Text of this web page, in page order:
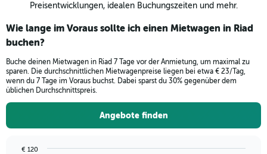
Preisentwicklungen, idealen Buchungszeiten und mehr.
Wie lange im Voraus sollte ich einen Mietwagen in Riad
buchen?
Buche deinen Mietwagen in Riad 7 Tage vor der Anmietung, um maximal zu
sparen. Die durchschnittlichen Mietwagenpreise liegen bei etwa € 23/Tag,
wenn du 7 Tage im Voraus buchst. Dabei sparst du 30% gegenüber dem
üblichen Durchschnittspreis.
Angebote finden
€ 120